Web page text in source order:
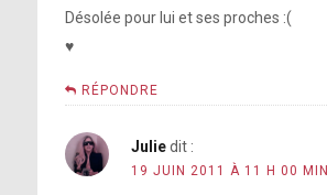
Désolée pour lui et ses proches :(
♥
RÉPONDRE
Julie dit :
19 JUIN 2011 À 11 H 00 MIN